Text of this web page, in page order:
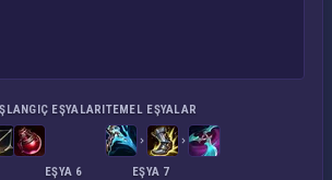
EŞYALARITEMEL EŞYALAR
EŞYA 6 EŞYA 7